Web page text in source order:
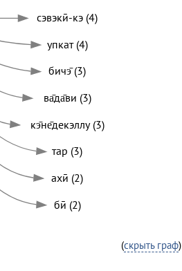
сэвэкӣ-кэ (4)
упкат (4)
бичэ̄ (3)
ва̄да̄ви (3)
кэ̄не̄декэллу (3)
тар (3)
ахӣ (2)
бӣ (2)
(скрыть граф)